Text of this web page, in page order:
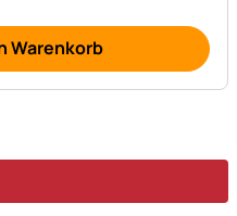
Warenkorb